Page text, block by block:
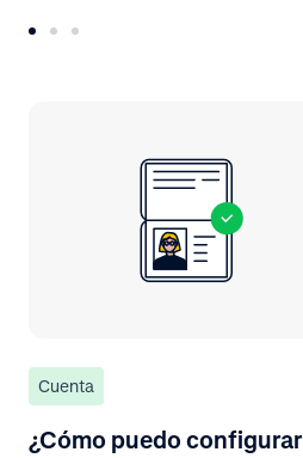
Cuenta
¿Cómo puedo configurar